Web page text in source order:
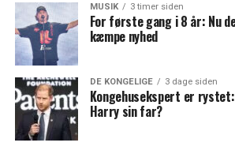
MUSIK 3 timer siden
For første gang i 8 år: Nu
kæmpe nyhed
DE KONGELIGE 3 dage siden
Kongehusekspert er
Harry sin far?